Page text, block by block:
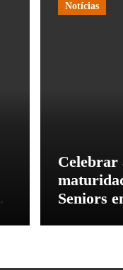
Notícias
Celebrar
Seniors